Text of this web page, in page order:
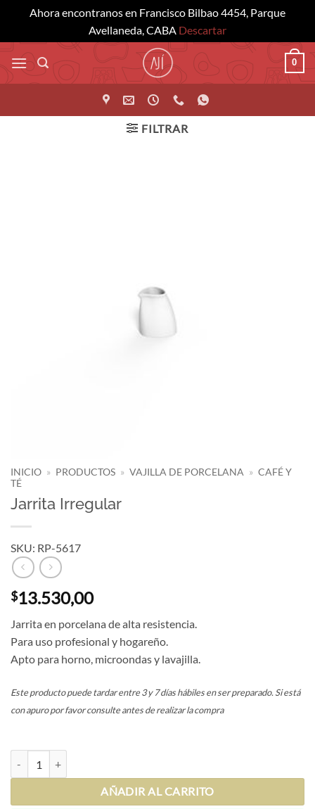
Ahora encontranos en Francisco Bilbao 4454, Parque
Avellaneda, CABA Descartar
Saltar
al
contenido
0
FILTRAR
INICIO » PRODUCTOS » VAJILLA DE PORCELANA » CAFÉ Y
TÉ
Jarrita Irregular
SKU: RP-5617
$13.530,00
Jarrita en porcelana de alta resistencia.
Para uso profesional y hogareño.
Apto para horno, microondas y lavajilla.
Este producto puede tardar entre 3 y 7 días hábiles en ser preparado. Si está
con apuro por favor consulte antes de realizar la compra
AÑADIR AL CARRITO